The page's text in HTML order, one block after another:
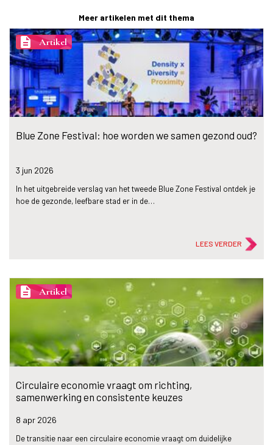
Meer artikelen met dit thema
description Artikel
Blue Zone Festival: hoe worden we samen gezond oud?
3 jun 2026
In het uitgebreide verslag van het tweede Blue Zone Festival ontdek je
hoe de gezonde, leefbare stad er in de…
LEES VERDER
description Artikel
Circulaire economie vraagt om richting,
samenwerking en consistente keuzes
8 apr 2026
De transitie naar een circulaire economie vraagt om duidelijke